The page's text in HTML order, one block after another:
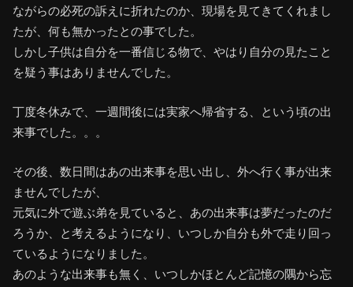
ながらの必死の訴えに折れたのか、現場を見てきてくれまし
たが、何も無かったとの事でした。
しかし子供は自分を一番信じる物で、やはり自分の見たこと
を疑う事はありませんでした。
丁度冬休みで、一週間後には実家へ帰省する、という頃の出
来事でした。。。
その後、数日間はあの出来事を思い出し、外へ行く事が出来
ませんでしたが、
元気に外で遊ぶ弟を見ていると、あの出来事は夢だったのだ
ろうか、と考えるようになり、いつしか自分も外で走り回っ
ているようになりました。
あのような出来事も無く、いつしかほとんど記憶の隅から忘